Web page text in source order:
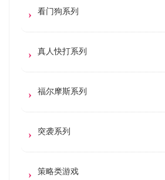
看门狗系列
真人快打系列
福尔摩斯系列
突袭系列
策略类游戏